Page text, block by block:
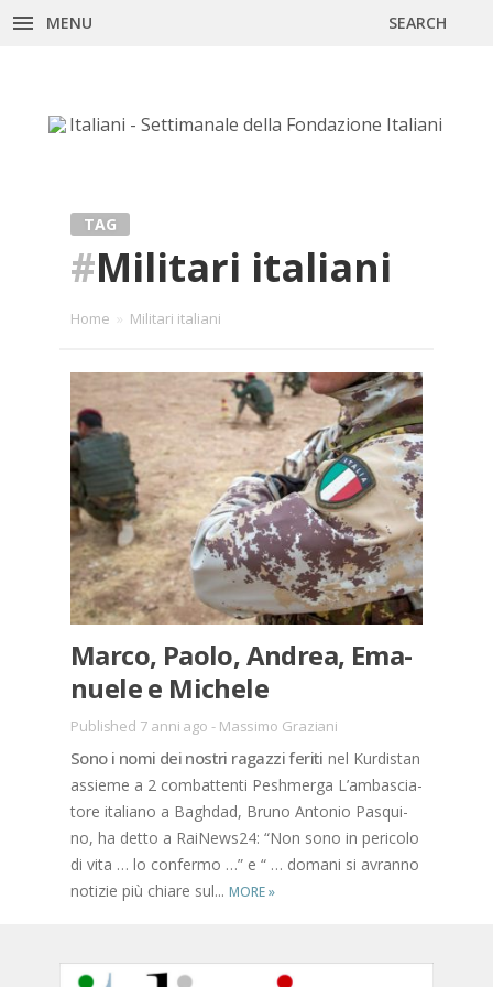
MENU SEARCH
TAG
#Militari italiani
Home » Militari italiani
Mar­co, Pao­lo, An­drea, Ema­
nue­le e Mi­che­le
Published 7 anni ago - Massimo Graziani
Sono i nomi dei no­stri ra­gaz­zi fe­ri­ti nel Kur­di­stan
as­sie­me a 2 com­bat­ten­ti Pesh­mer­ga L’am­ba­scia­
to­re ita­lia­no a Ba­gh­dad, Bru­no An­to­nio Pa­squi­
no, ha det­to a Rai­New­s24: “Non sono in pe­ri­co­lo
di vita … lo con­fer­mo …” e “ … do­ma­ni si avran­no
no­ti­zie più chia­re sul... MORE»